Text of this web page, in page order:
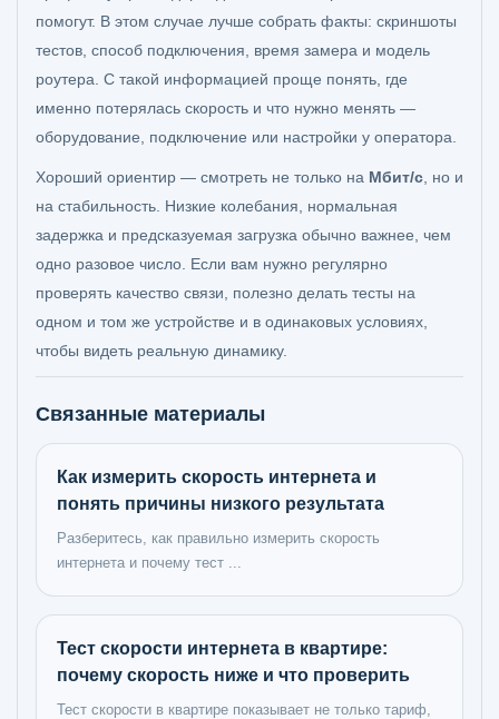
помогут. В этом случае лучше собрать факты: скриншоты
тестов, способ подключения, время замера и модель
роутера. С такой информацией проще понять, где
именно потерялась скорость и что нужно менять —
оборудование, подключение или настройки у оператора.
Хороший ориентир — смотреть не только на Мбит/с , но и
на стабильность. Низкие колебания, нормальная
задержка и предсказуемая загрузка обычно важнее, чем
одно разовое число. Если вам нужно регулярно
проверять качество связи, полезно делать тесты на
одном и том же устройстве и в одинаковых условиях,
чтобы видеть реальную динамику.
Связанные материалы
Как измерить скорость интернета и
понять причины низкого результата
Разберитесь, как правильно измерить скорость
интернета и почему тест ...
Тест скорости интернета в квартире:
почему скорость ниже и что проверить
Тест скорости в квартире показывает не только тариф,